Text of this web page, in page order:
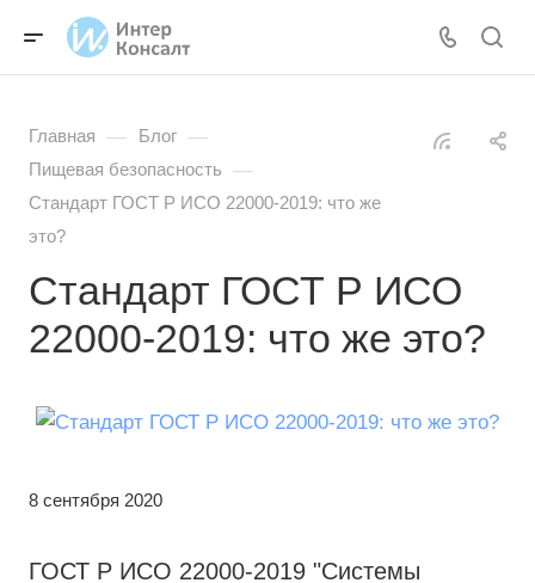
Главная — Блог —
Пищевая безопасность —
Стандарт ГОСТ Р ИСО 22000-2019: что же
это?
Стандарт ГОСТ Р ИСО
22000-2019: что же это?
8 сентября 2020
ГОСТ Р ИСО 22000-2019 "Системы